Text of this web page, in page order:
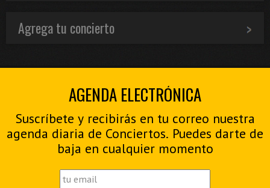
Agrega tu concierto
AGENDA ELECTRÓNICA
Suscríbete y recibirás en tu correo nuestra
agenda diaria de Conciertos. Puedes darte de
baja en cualquier momento